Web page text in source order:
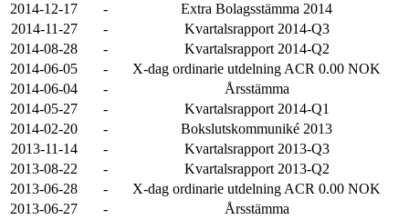
2014-12-17
-
Extra Bolagsstämma 2014
2014-11-27
-
Kvartalsrapport 2014-Q3
2014-08-28
-
Kvartalsrapport 2014-Q2
2014-06-05
-
X-dag ordinarie utdelning ACR 0.00 NOK
2014-06-04
-
Årsstämma
2014-05-27
-
Kvartalsrapport 2014-Q1
2014-02-20
-
Bokslutskommuniké 2013
2013-11-14
-
Kvartalsrapport 2013-Q3
2013-08-22
-
Kvartalsrapport 2013-Q2
2013-06-28
-
X-dag ordinarie utdelning ACR 0.00 NOK
2013-06-27
-
Årsstämma